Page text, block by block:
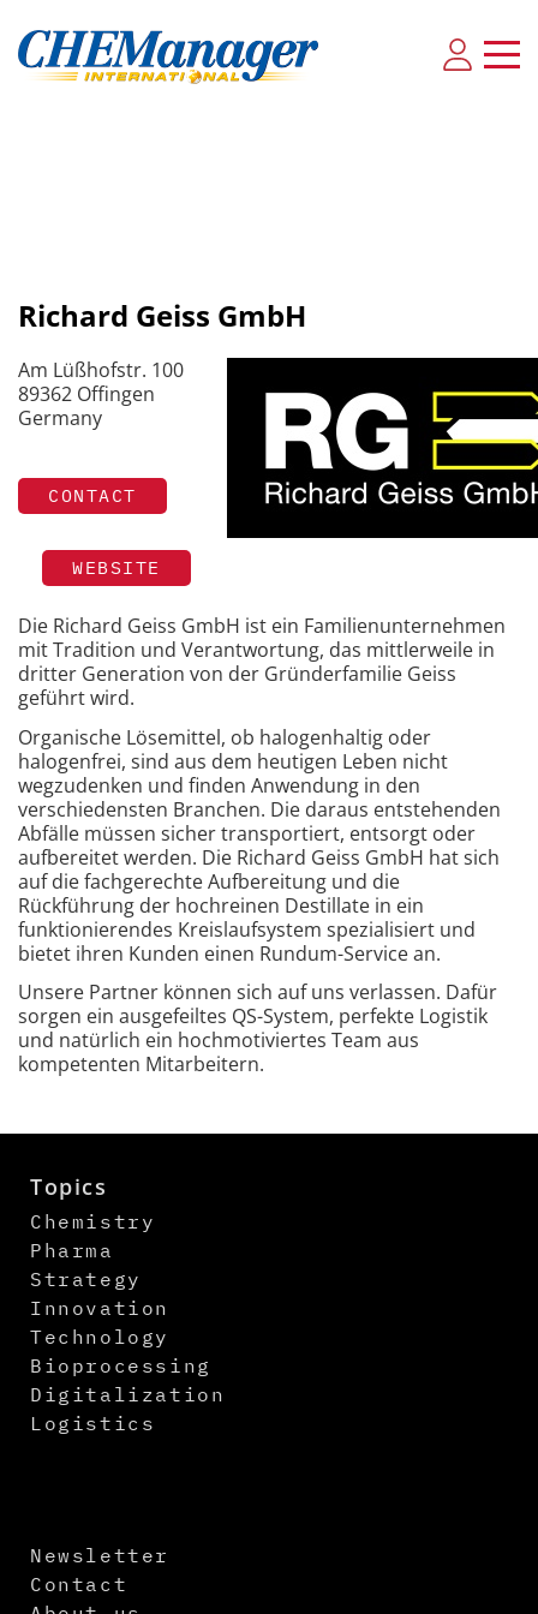
Richard Geiss GmbH
Am Lüßhofstr. 100
89362 Offingen
Germany
CONTACT
WEBSITE
Die Richard Geiss GmbH ist ein Familienunternehmen
mit Tradition und Verantwortung, das mittlerweile in
dritter Generation von der Gründerfamilie Geiss
geführt wird.
Organische Lösemittel, ob halogenhaltig oder
halogenfrei, sind aus dem heutigen Leben nicht
wegzudenken und finden Anwendung in den
verschiedensten Branchen. Die daraus entstehenden
Abfälle müssen sicher transportiert, entsorgt oder
aufbereitet werden. Die Richard Geiss GmbH hat sich
auf die fachgerechte Aufbereitung und die
Rückführung der hochreinen Destillate in ein
funktionierendes Kreislaufsystem spezialisiert und
bietet ihren Kunden einen Rundum-Service an.
Unsere Partner können sich auf uns verlassen. Dafür
sorgen ein ausgefeiltes QS-System, perfekte Logistik
und natürlich ein hochmotiviertes Team aus
kompetenten Mitarbeitern.
Topics
Chemistry
Pharma
Strategy
Innovation
Technology
Bioprocessing
Digitalization
Logistics
Newsletter
Contact